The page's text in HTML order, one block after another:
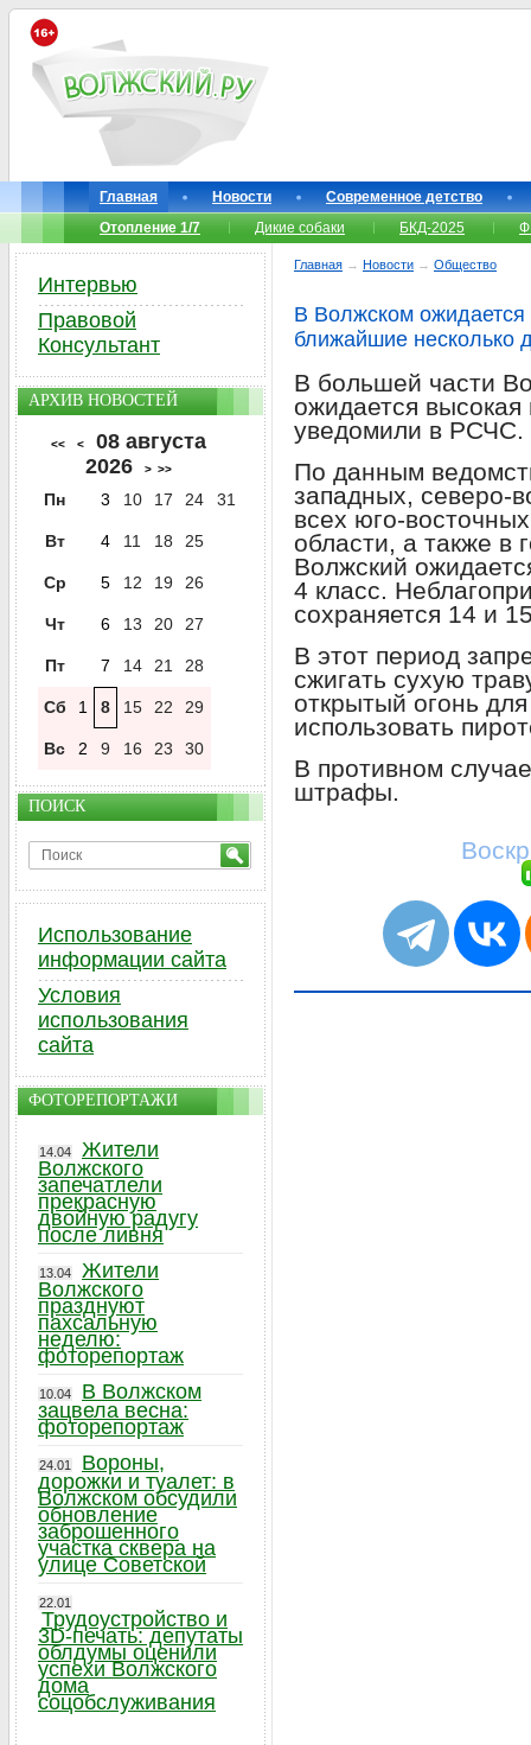
Главная Новости
Современное детство
Отопление 1/7
Дикие собаки БКД-2025
Главная → Новости → Общество
В Волжском ожидается
ближайшие несколько
В большей части
ожидается
уведомили в РСЧС.
По данным
западных, северо-
всех юго-
области, а также в
Волжский
4 класс.
сохраняется 14 и
В этот период
сжигать сухую
открытый огонь
использовать
В противном
штрафы.
Интервью
Правовой
Консультант
АРХИВ НОВОСТЕЙ
<< <
08 августа
2026
> >>
Пн 3 10 17 24 31
Вт 4 11 18 25
Ср 5 12 19 26
Чт 6 13 20 27
Пт 7 14 21 28
Сб 1 8 15 22 29
Вс 2 9 16 23 30
ПОИСК
Использование
информации сайта
Условия
использования
сайта
ФОТОРЕПОРТАЖИ
14.04
Жители
Волжского
запечатлели
прекрасную
двойную радугу
после ливня
13.04
Жители
Волжского
празднуют
пахсальную
неделю:
фоторепортаж
10.04
В Волжском
зацвела весна:
фоторепортаж
24.01
Вороны,
дорожки и туалет: в
Волжском обсудили
обновление
заброшенного
участка сквера на
улице Советской
22.01
Трудоустройство и
3D-печать: депутаты
облдумы оценили
успехи Волжского
дома
соцобслуживания